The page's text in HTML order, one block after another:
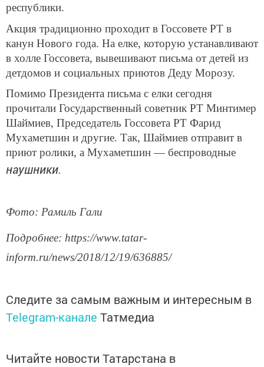
республики.
Акция традиционно проходит в Госсовете РТ в
канун Нового года. На елке, которую устанавливают
в холле Госсовета, вывешивают письма от детей из
детдомов и социальных приютов Деду Морозу.
Помимо Президента письма с елки сегодня
прочитали Государственный советник РТ Минтимер
Шаймиев, Председатель Госсовета РТ Фарид
Мухаметшин и другие. Так, Шаймиев отправит в
приют ролики, а Мухаметшин — беспроводные
наушники.
Фото: Рамиль Гали
Подробнее: https://www.tatar-
inform.ru/news/2018/12/19/636885/
Следите за самым важным и интересным в
Telegram-канале Татмедиа
Читайте новости Татарстана в